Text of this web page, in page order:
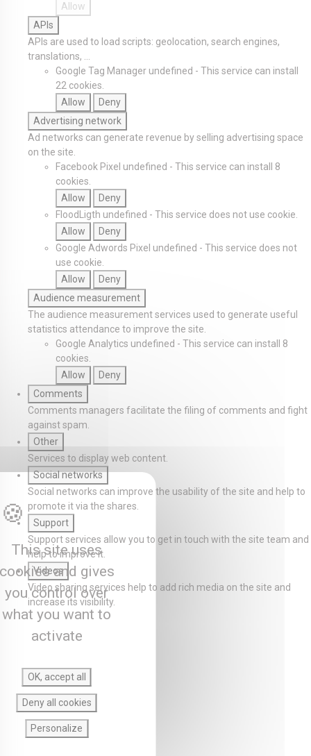
Allow
APIs
APIs are used to load scripts: geolocation, search engines,
translations, ...
Google Tag Manager undefined - This service can install
22 cookies.
Allow
Deny
Advertising network
Ad networks can generate revenue by selling advertising space
on the site.
Facebook Pixel undefined - This service can install 8
cookies.
Allow
Deny
FloodLigth undefined - This service does not use cookie.
Allow
Deny
Google Adwords Pixel undefined - This service does not
use cookie.
Allow
Deny
Audience measurement
The audience measurement services used to generate useful
statistics attendance to improve the site.
Google Analytics undefined - This service can install 8
cookies.
Allow
Deny
Comments
Comments managers facilitate the filing of comments and fight
against spam.
Other
Services to display web content.
Social networks
Social networks can improve the usability of the site and help to
promote it via the shares.
Support
Support services allow you to get in touch with the site team and
help to improve it.
Videos
Video sharing services help to add rich media on the site and
increase its visibility.
This site uses
and gives
you control over
what you want to
activate
OK, accept all
Deny all cookies
Personalize